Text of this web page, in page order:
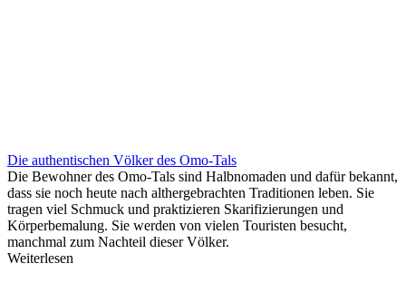
Die authentischen Völker des Omo-Tals
Die Bewohner des Omo-Tals sind Halbnomaden und dafür bekannt,
dass sie noch heute nach althergebrachten Traditionen leben. Sie
tragen viel Schmuck und praktizieren Skarifizierungen und
Körperbemalung. Sie werden von vielen Touristen besucht,
manchmal zum Nachteil dieser Völker.
Weiterlesen